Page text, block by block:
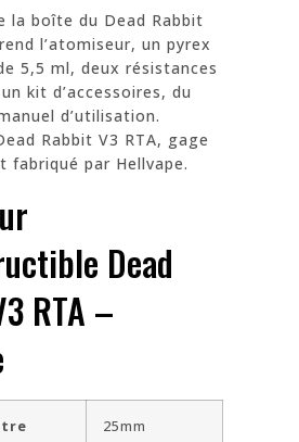
la boîte du Dead Rabbit
l’atomiseur, un pyrex
5,5 ml, deux résistances
kit d’accessoires, du
d’utilisation.
Rabbit V3 RTA, gage
fabriqué par Hellvape.
Dead
RTA –
25mm